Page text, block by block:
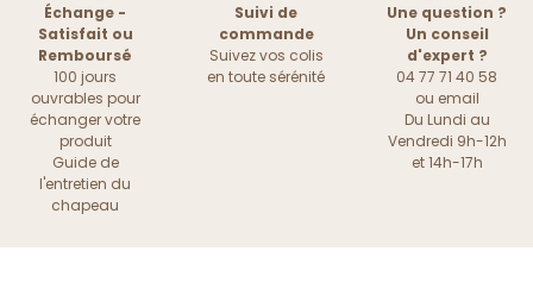
Échange -
Satisfait ou
Remboursé
100 jours
ouvrables pour
échanger votre
produit
Guide de
l'entretien du
chapeau
Suivi de
commande
Suivez vos colis
en toute sérénité
Une question ?
Un conseil
d'expert ?
04 77 71 40 58
ou email
Du Lundi au
Vendredi 9h-12h
et 14h-17h